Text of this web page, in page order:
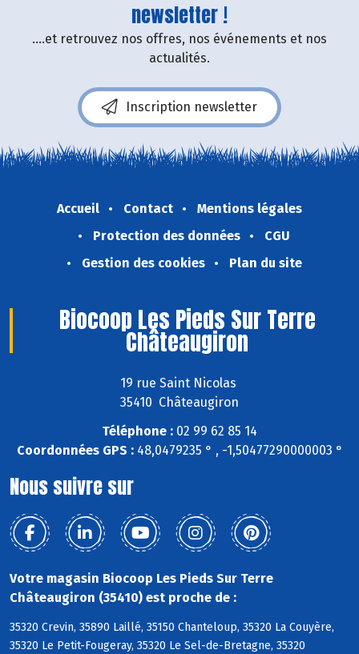
newsletter !
....et retrouvez nos offres, nos événements et nos
actualités.
Inscription newsletter
Accueil Contact
Mentions légales
Protection des données
CGU
Gestion des cookies
Plan du site
Biocoop Les Pieds Sur Terre
Châteaugiron
19 rue Saint Nicolas
35410 Châteaugiron
Téléphone : 02 99 62 85 14
Coordonnées GPS :48,0479235 ° , -1,50477290000003 °
Nous suivre sur
Votre magasin Biocoop Les Pieds Sur Terre
Châteaugiron (35410) est proche de :
35320 Crevin, 35890 Laillé, 35150 Chanteloup, 35320 La Couyère,
35320 Le Petit-Fougeray, 35320 Le Sel-de-Bretagne, 35320